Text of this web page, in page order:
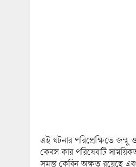
এই ঘটনার পরিপ্রেক্ষিতে জম্মু
কেবল কার পরিষেবাটি
সমস্ত কেবিন অক্ষত রয়েছে